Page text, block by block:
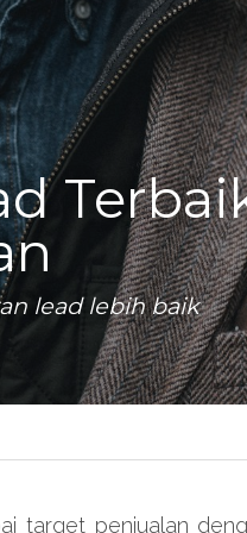
lead lebih baik
target penjualan